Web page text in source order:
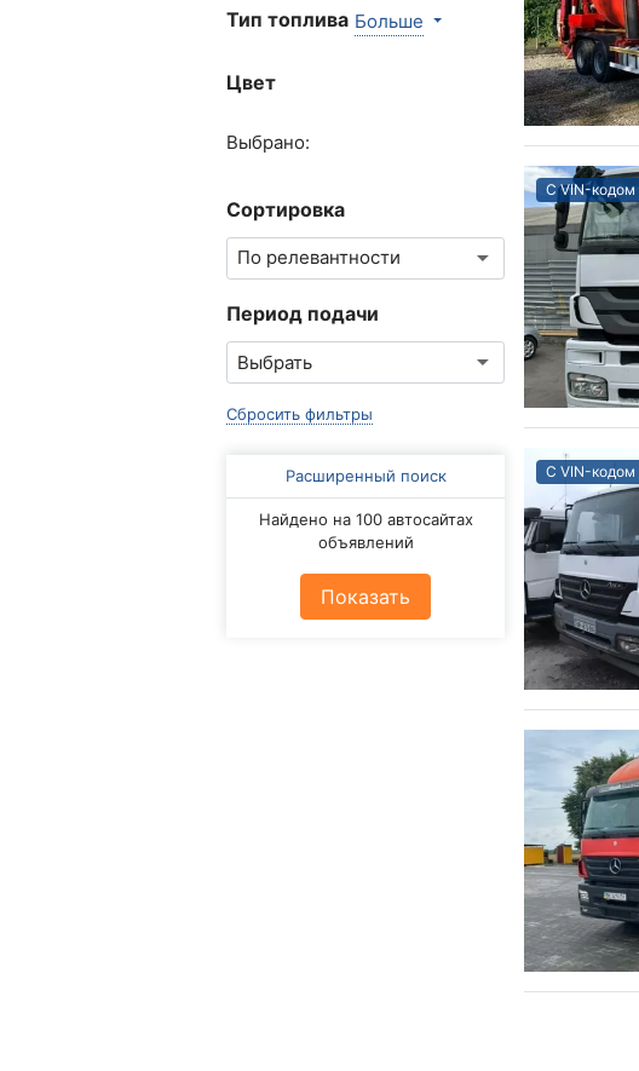
Тип топлива Больше
Цвет
Выбрано:
Сортировка
Период подачи
Сбросить фильтры
Расширенный поиск
Найдено на 100 автосайтах
объявлений
Показать
С VIN-кодом
С VIN-кодом